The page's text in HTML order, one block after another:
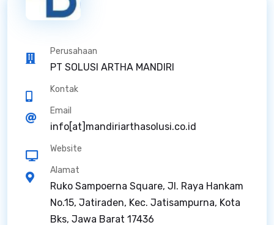
Perusahaan
PT SOLUSI ARTHA MANDIRI
Kontak
Email
info[at]mandiriarthasolusi.co.id
Website
Alamat
Ruko Sampoerna Square, Jl. Raya Hankam
No.15, Jatiraden, Kec. Jatisampurna, Kota
Bks, Jawa Barat 17436